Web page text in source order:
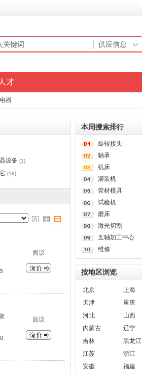
人才
器
设备 (1)
(18)
面议
面议
本周搜索排行
旋转接头
轴承
机床
灌装机
管材模具
试验机
磨床
激光切割
五轴加工中心
维修
按地区浏览
北京
上海
天津
重庆
河北
山西
内蒙古
辽宁
吉林
黑龙江
江苏
浙江
安徽
福建